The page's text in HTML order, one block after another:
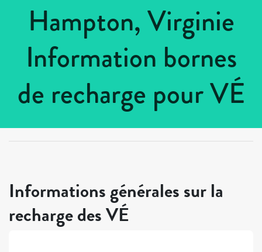
Hampton, Virginie
Information bornes
de recharge pour VÉ
États-Unis > Virginie
Informations générales sur la
recharge des VÉ